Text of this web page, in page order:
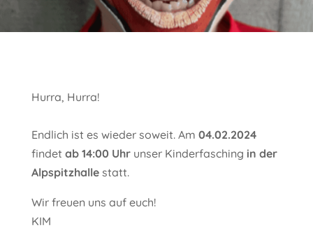
Hurra, Hurra!
Endlich ist es wieder soweit. Am 04.02.2024
findet ab 14:00 Uhrunser Kinderfasching in der
Alpspitzhalle statt.
Wir freuen uns auf euch!
KIM